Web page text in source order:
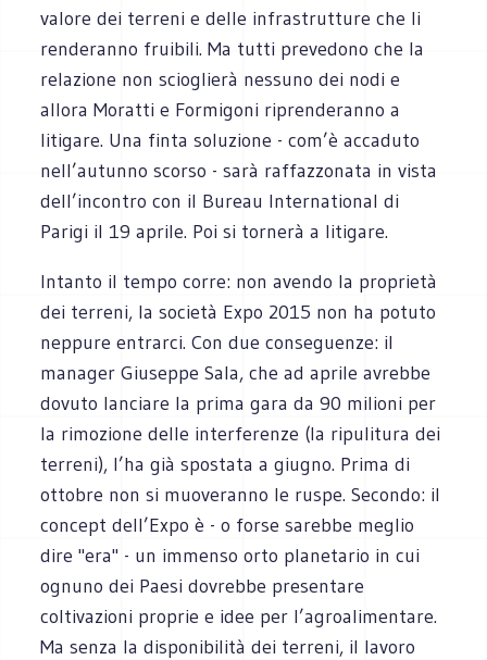
valore dei terreni e delle infrastrutture che li
renderanno fruibili. Ma tutti prevedono che la
relazione non scioglierà nessuno dei nodi e
allora Moratti e Formigoni riprenderanno a
litigare. Una finta soluzione - com’è accaduto
nell’autunno scorso - sarà raffazzonata in vista
dell’incontro con il Bureau International di
Parigi il 19 aprile. Poi si tornerà a litigare.
Intanto il tempo corre: non avendo la proprietà
dei terreni, la società Expo 2015 non ha potuto
neppure entrarci. Con due conseguenze: il
manager Giuseppe Sala, che ad aprile avrebbe
dovuto lanciare la prima gara da 90 milioni per
la rimozione delle interferenze (la ripulitura dei
terreni), l’ha già spostata a giugno. Prima di
ottobre non si muoveranno le ruspe. Secondo: il
concept dell’Expo è - o forse sarebbe meglio
dire "era" - un immenso orto planetario in cui
ognuno dei Paesi dovrebbe presentare
coltivazioni proprie e idee per l’agroalimentare.
Ma senza la disponibilità dei terreni, il lavoro